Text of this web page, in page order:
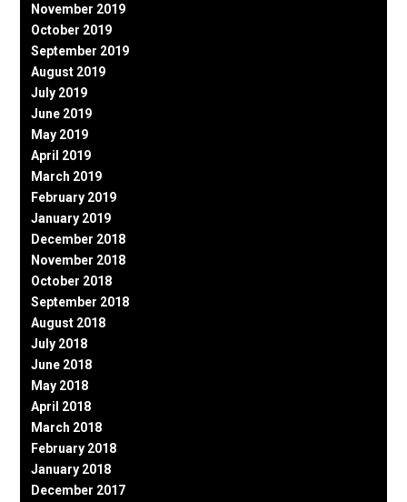
November 2019
October 2019
September 2019
August 2019
July 2019
June 2019
May 2019
April 2019
March 2019
February 2019
January 2019
December 2018
November 2018
October 2018
September 2018
August 2018
July 2018
June 2018
May 2018
April 2018
March 2018
February 2018
January 2018
December 2017